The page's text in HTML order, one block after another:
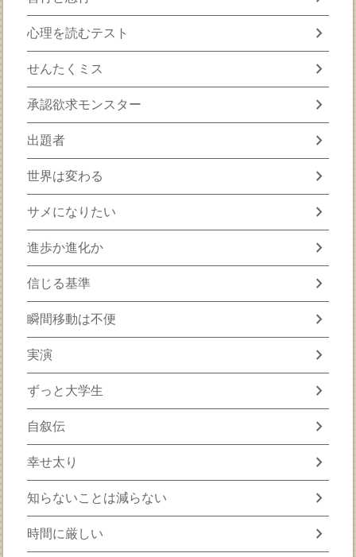
心理を読むテスト chevron_right
せんたくミス chevron_right
承認欲求モンスター chevron_right
出題者 chevron_right
世界は変わる chevron_right
サメになりたい chevron_right
進歩か進化か chevron_right
信じる基準 chevron_right
瞬間移動は不便 chevron_right
実演 chevron_right
ずっと大学生 chevron_right
自叙伝 chevron_right
幸せ太り chevron_right
知らないことは減らない chevron_right
時間に厳しい chevron_right